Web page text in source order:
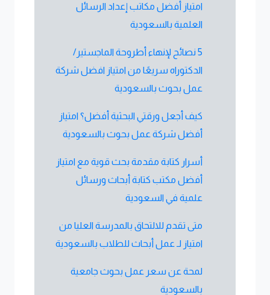
امتياز أفضل مكاتب إعداد الرسائل
العلمية بالسعودية
5 نصائح لإنهاء أطروحة الماجستير/
الدكتوراه سريعًا من امتياز افضل شركة
عمل بحوث بالسعودية
كيف أجعل ورقتي البحثية أفضل؟ امتياز
أفضل شركة عمل بحوث بالسعودية
أسرار كتابة مقدمة بحث قوية مع امتياز
أفضل مكتب كتابة أبحاث ورسائل
علمية في السعودية
متى تقدم للالتحاق بالمدرسة العليا من
امتياز لـ عمل أبحاث للطلاب بالسعودية
لمحة عن سعر عمل بحوث جامعية
بالسعودية